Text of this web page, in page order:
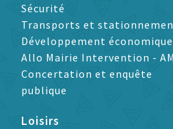
Sécurité
Transports et
Développement économique
Allo Mairie Intervention -
Concertation et enquête
publique
Loisirs